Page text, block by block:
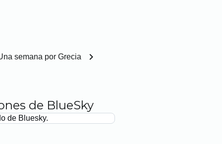
semana por Grecia chevron_right
de BlueSky
de Bluesky.